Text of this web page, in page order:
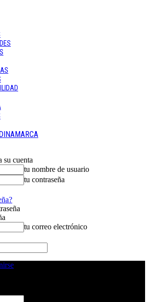
su cuenta
tu nombre de usuario
tu contraseña
tu correo electrónico